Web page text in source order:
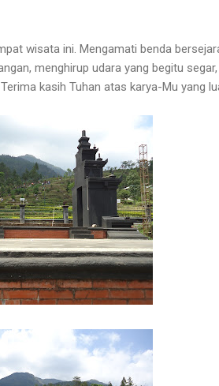
wisata ini. Mengamati benda
menghirup udara yang begitu
kasih Tuhan atas karya-Mu yang